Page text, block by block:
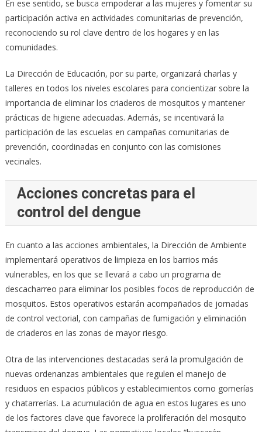
En ese sentido, se busca empoderar a las mujeres y fomentar su
participación activa en actividades comunitarias de prevención,
reconociendo su rol clave dentro de los hogares y en las
comunidades.
La Dirección de Educación, por su parte, organizará charlas y
talleres en todos los niveles escolares para concientizar sobre la
importancia de eliminar los criaderos de mosquitos y mantener
prácticas de higiene adecuadas. Además, se incentivará la
participación de las escuelas en campañas comunitarias de
prevención, coordinadas en conjunto con las comisiones
vecinales.
Acciones concretas para el
control del dengue
En cuanto a las acciones ambientales, la Dirección de Ambiente
implementará operativos de limpieza en los barrios más
vulnerables, en los que se llevará a cabo un programa de
descacharreo para eliminar los posibles focos de reproducción de
mosquitos. Estos operativos estarán acompañados de jornadas
de control vectorial, con campañas de fumigación y eliminación
de criaderos en las zonas de mayor riesgo.
Otra de las intervenciones destacadas será la promulgación de
nuevas ordenanzas ambientales que regulen el manejo de
residuos en espacios públicos y establecimientos como gomerías
y chatarrerías. La acumulación de agua en estos lugares es uno
de los factores clave que favorece la proliferación del mosquito